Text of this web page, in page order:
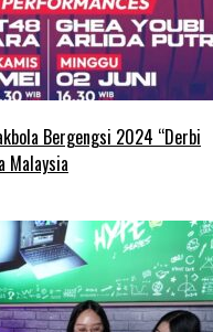
Bergengsi 2024 “Derbi
Malaysia